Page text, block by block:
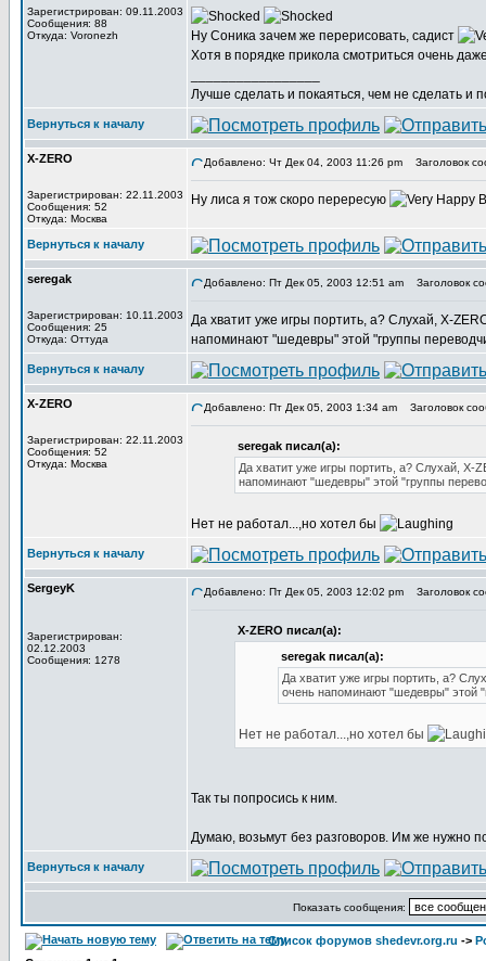
Зарегистрирован: 09.11.2003
Сообщения: 88
Откуда: Voronezh
Ну Соника зачем же перерисовать, садист
Хотя в порядке прикола смотриться очень
Лучше сделать и покаяться, чем не сделать и
Вернуться к началу
X-ZERO
Зарегистрирован: 22.11.2003
Сообщения: 52
Откуда: Москва
Добавлено: Чт Дек 04, 2003 11:26 pm Заголовок
Ну лиса я тож скоро перересую
Вернуться к началу
seregak
Зарегистрирован: 10.11.2003
Сообщения: 25
Откуда: Оттуда
Добавлено: Пт Дек 05, 2003 12:51 am Заголовок
Да хватит уже игры портить, а? Слухай, X-
напоминают "шедевры" этой "группы
Вернуться к началу
X-ZERO
Зарегистрирован: 22.11.2003
Сообщения: 52
Откуда: Москва
Добавлено: Пт Дек 05, 2003 1:34 am Заголовок
seregak писал(а):
Да хватит уже игры портить, а? Слухай, X-
напоминают "шедевры" этой "группы
Нет не работал...,но хотел бы
Вернуться к началу
SergeyK
Зарегистрирован:
02.12.2003
Сообщения: 1278
Добавлено: Пт Дек 05, 2003 12:02 pm Заголовок
X-ZERO писал(а):
seregak писал(а):
Да хватит уже игры портить, а?
очень напоминают "шедевры" этой
Нет не работал...,но хотел бы
Так ты попросись к ним.
Думаю, возьмут без разговоров. Им же нужно
Вернуться к началу
Показать сообщения:
Список форумов shedevr.org.ru ->